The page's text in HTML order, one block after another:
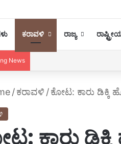
ಕರಾವಳಿ ರಾಜ್ಯ
News
/ಕರಾವಳಿ /ಕೋಟ: ಕಾರು ಡಿಕ್ಕಿ
ಕಾರು ಡಿಕ್ಕಿ